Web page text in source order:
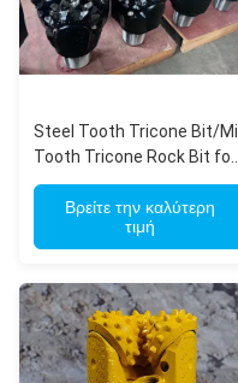
Steel Tooth Tricone Bit/Mill
Tooth Tricone Rock Bit for
oil，gas, water well drilling
Βρείτε την καλύτερη
τιμή